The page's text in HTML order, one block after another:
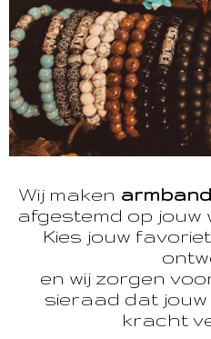
Wij maken
afgestemd op jouw
Kies jouw
en wij zorgen
sieraad dat jouw
kracht